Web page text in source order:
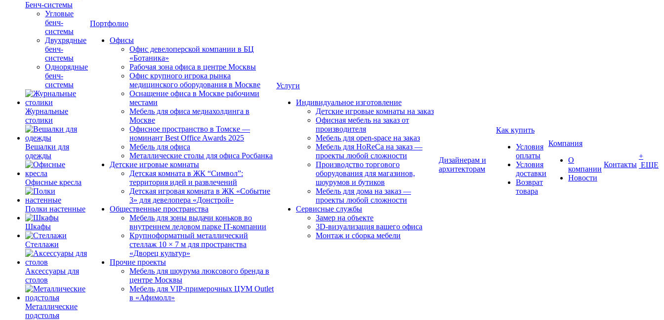
Бенч-системы
Угловые
бенч-
системы
Двухрядные
бенч-
системы
Однорядные
бенч-
системы
Журнальные
столики
Вешалки для
одежды
Офисные кресла
Полки настенные
Шкафы
Стеллажи
Аксессуары для
столов
Металлические
подстолья
Портфолио
Офисы
Офис девелоперской компании в БЦ
«Ботаника»
Рабочая зона офиса в центре Москвы
Офис крупного игрока рынка
медицинского оборудования в Москве
Оснащение офиса в Москве рабочими
местами
Мебель для офиса медиахолдинга в
Москве
Офисное пространство в Томске —
номинант Best Office Awards 2025
Мебель для офиса
Металлические столы для офиса Росбанка
Детские игровые комнаты
Детская комната в ЖК “Символ”:
территория идей и развлечений
Детская игровая комната в ЖК «Событие
3» для девелопера «Донстрой»
Общественные пространства
Мебель для зоны выдачи коньков во
внутреннем ледовом парке IT-компании
Крупноформатный металлический
стеллаж 10 × 7 м для пространства
«Дворец культур»
Прочие проекты
Мебель для шоурума люксового бренда в
центре Москвы
Мебель для VIP-примерочных ЦУМ Outlet
в «Афимолл»
Услуги
Индивидуальное изготовление
Детские игровые комнаты на заказ
Офисная мебель на заказ от
производителя
Мебель для open-space на заказ
Мебель для HoReCa на заказ —
проекты любой сложности
Производство торгового
оборудования для магазинов,
шоурумов и бутиков
Мебель для дома на заказ —
проекты любой сложности
Сервисные службы
Замер на объекте
3D-визуализация вашего офиса
Монтаж и сборка мебели
Дизайнерам и
архитекторам
Как купить
Условия
оплаты
Условия
доставки
Возврат
товара
Компания
О
компании
Новости
Контакты
+
ЕЩЕ